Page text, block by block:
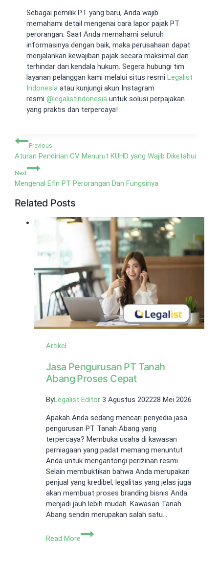
Sebagai pemilik PT yang baru, Anda wajib
memahami detail mengenai cara lapor pajak PT
perorangan. Saat Anda memahami seluruh
informasinya dengan baik, maka perusahaan dapat
menjalankan kewajiban pajak secara maksimal dan
terhindar dari kendala hukum. Segera hubungi tim
layanan pelanggan kami melalui situs resmi Legalist
Indonesia atau kunjungi akun Instagram
resmi @ legalistindonesia untuk solusi perpajakan
yang praktis dan terpercaya!
Navigasi
posPrevious
Aturan Pendirian CV Menurut KUHD yang Wajib Diketahui
Next
Mengenal Efin PT Perorangan Dan Fungsinya
Related Posts
Artikel
Jasa Pengurusan PT Tanah
Abang Proses Cepat
ByLegalist Editor 3 Agustus 202228 Mei 2026
Apakah Anda sedang mencari penyedia jasa
pengurusan PT Tanah Abang yang
terpercaya? Membuka usaha di kawasan
perniagaan yang padat memang menuntut
Anda untuk mengantongi perizinan resmi.
Selain membuktikan bahwa Anda merupakan
penjual yang kredibel, legalitas yang jelas juga
akan membuat proses branding bisnis Anda
menjadi jauh lebih mudah. Kawasan Tanah
Abang sendiri merupakan salah satu…
Read More
Jasa